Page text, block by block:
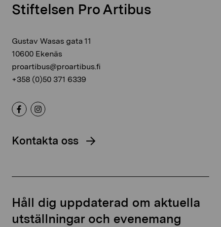
Stiftelsen Pro Artibus
Gustav Wasas gata 11
10600 Ekenäs
proartibus@proartibus.fi
+358 (0)50 371 6339
Kontakta oss
Håll dig uppdaterad om aktuella
utställningar och evenemang